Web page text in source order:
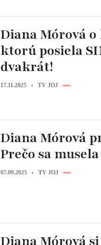
Diana Mórová
ktorú posiela
dvakrát!
17.11.2025 TV JOJ
Diana Mórová
Prečo sa
07.09.2025 TV JOJ
Diana Mórová